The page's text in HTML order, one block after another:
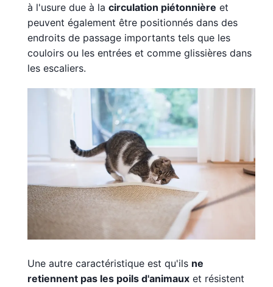
à l'usure due à la circulation piétonnière et
peuvent également être positionnés dans des
endroits de passage importants tels que les
couloirs ou les entrées et comme glissières dans
les escaliers.
Une autre caractéristique est qu'ils ne
retiennent pas les poils d'animaux et résistent